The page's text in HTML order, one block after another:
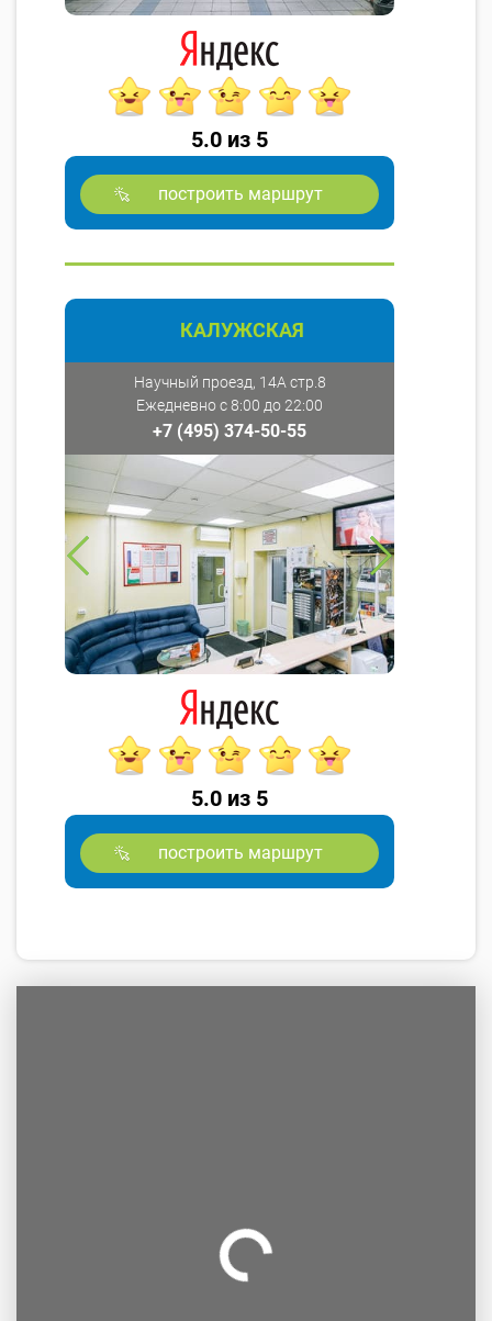
5.0 из 5
построить маршрут
КАЛУЖСКАЯ
Научный проезд, 14А стр.8
Ежедневно с 8:00 до 22:00
+7 (495) 374-50-55
5.0 из 5
построить маршрут